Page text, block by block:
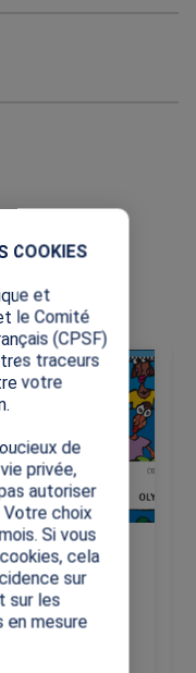
vous
Jeux
?
Supérieur)
Cette ressource
présente les notions
des Jeux
Olympiques.
COOKIES
et
le Comité
(CPSF)
traceurs
votre
de
privée,
autoriser
choix
Si vous
cela
sur
sur les
en mesure